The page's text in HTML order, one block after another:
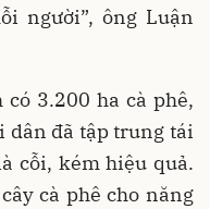
người”, ông Luận
3.200 ha cà phê,
dân đã tập trung tái
cỗi, kém hiệu quả.
cà phê cho năng